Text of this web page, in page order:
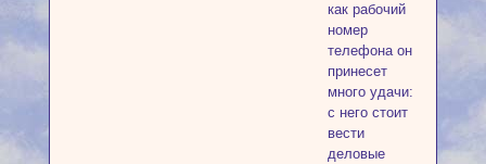
как рабочий
номер
телефона он
принесет
много удачи:
с него стоит
вести
деловые